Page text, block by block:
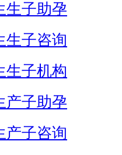
生子助孕
生子咨询
生子机构
产子助孕
产子咨询